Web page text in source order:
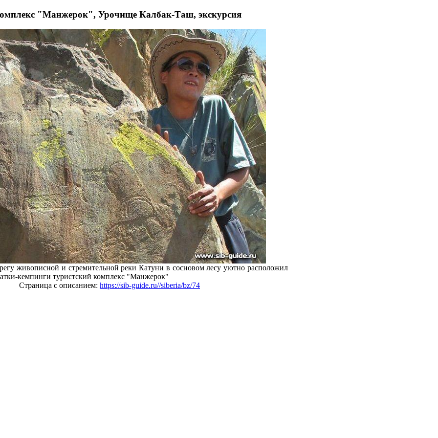
"Манжерок", Урочище Калбак-Таш, экскурсия
живописной и стремительной реки Катуни в сосновом лесу уютно расположил
кемпинги туристский комплекс "Манжерок"
Страница с описанием: https://sib-guide.ru//siberia/bz/74